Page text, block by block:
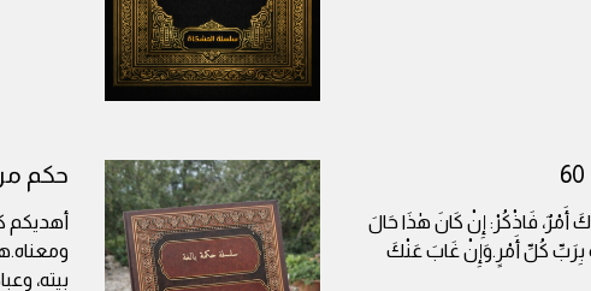
أَمْرٌ، فَاذْكُرْ: إِنْ كَانَ هٰذَا حَالَ
بِرَبِّ كُلِّ أَمْرٍ.وَإِنْ غَابَ عَنْكَ
حكم من
أهديكم
بيته،